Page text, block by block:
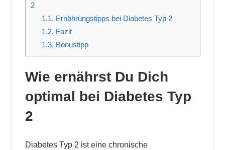
2
1.1. Ernährungstipps bei Diabetes Typ 2
1.2. Fazit
1.3. Bonustipp
Wie ernährst Du Dich
optimal bei Diabetes Typ
2
Diabetes Typ 2 ist eine chronische